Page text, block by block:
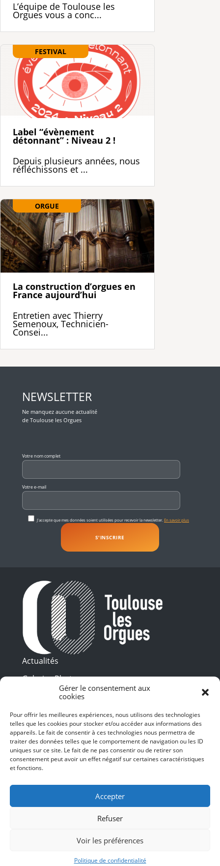
Gérer le consentement aux
cookies
Pour offrir les meilleures expériences, nous utilisons des technologies
telles que les cookies pour stocker et/ou accéder aux informations des
appareils. Le fait de consentir à ces technologies nous permettra de
traiter des données telles que le comportement de navigation ou les ID
uniques sur ce site. Le fait de ne pas consentir ou de retirer son
consentement peut avoir un effet négatif sur certaines caractéristiques
et fonctions.
Accepter
Refuser
Voir les préférences
Politique de confidentialité
L’équipe de Toulouse les
Orgues vous a conc...
FESTIVAL
Label “évènement
détonnant” : Niveau 2 !
Depuis plusieurs années, nous
réfléchissons et ...
ORGUE
La construction d’orgues en
France aujourd’hui
Entretien avec Thierry
Semenoux, Technicien-
Consei...
NEWSLETTER
Ne manquez aucune actualité
de Toulouse les Orgues
Votre nom complet
Votre e-mail
J'accepte que mes données soient utilisées pour recevoir la newsletter. En savoir plus
Actualités
Galeries Photos
Vidéothèque
Presse
Programme PDF
Billetterie
Recrutement
Mentions légales
SUIVEZ-NOUS
réservés – Conception et Webdesign :